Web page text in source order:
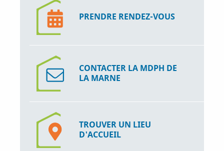
PRENDRE RENDEZ-VOUS
CONTACTER LA MDPH DE
LA MARNE
TROUVER UN LIEU
D'ACCUEIL